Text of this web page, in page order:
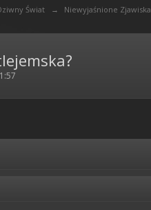
Świat → Niewyjaśnione Zjawiska